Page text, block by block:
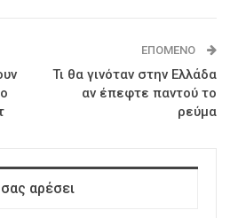
ΕΠΌΜΕΝΟ
Τι θα γινόταν στην Ελλάδα
αν έπεφτε παντού το
ρεύμα
αρέσει